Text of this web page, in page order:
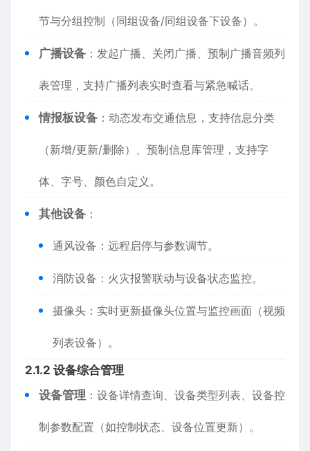
节与分组控制（同组设备/同组设备下设备）。
​广播设备​ ​：发起广播、关闭广播、预制广播音频列
表管理，支持广播列表实时查看与紧急喊话。
​情报板设备​ ​：动态发布交通信息，支持信息分类
（新增/更新/删除）、预制信息库管理，支持字
体、字号、颜色自定义。
​其他设备​ ​：
通风设备：远程启停与参数调节。
消防设备：火灾报警联动与设备状态监控。
摄像头：实时更新摄像头位置与监控画面（视频
列表设备）。
​2.1.2 设备综合管理​
​设备管理​ ​：设备详情查询、设备类型列表、设备控
制参数配置（如控制状态、设备位置更新）。